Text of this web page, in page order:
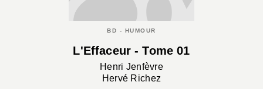
BD - HUMOUR
L'Effaceur - Tome 01
Henri Jenfèvre
Hervé Richez